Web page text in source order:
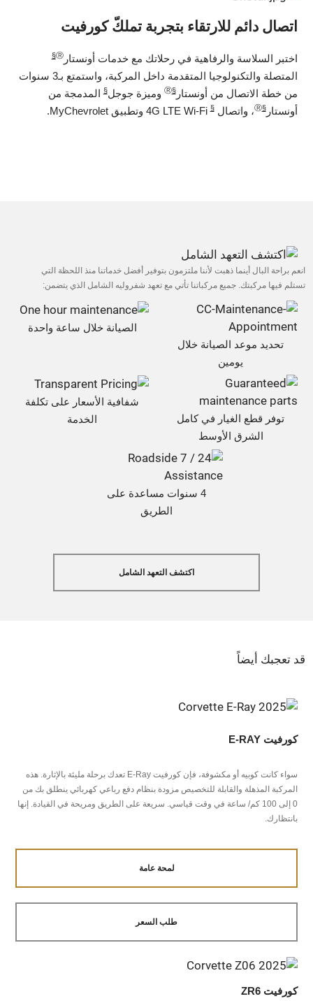
اتصال دائم للارتقاء بتجربة تملكّ كورفيت
اختبر السلاسة والرفاهية في رحلاتك مع خدمات أونستارⓇ
§
المتصلة والتكنولوجيا المتقدمة داخل المركبة، واستمتع بـ3 سنوات
من خطة الاتصال من أونستار§
Ⓡوميزة جوجل§ المدمجة من
أونستار§
Ⓡ، واتصال
انعم براحة البال أينما ذهبت لأننا ملتزمون بتوفير أفضل خدماتنا منذ اللحظة التي
تستلم فيها مركبتك. جميع مركباتنا تأتي مع تعهد شفروليه الشامل الذي يتضمن:
تحديد موعد الصيانة خلال
يومين
الصيانة خلال ساعة واحدة
توفر قطع الغيار في كامل
الشرق الأوسط
شفافية الأسعار على تكلفة
الخدمة
4 سنوات مساعدة على
الطريق
اكتشف التعهد الشامل
قد تعجبك أيضاً
كورفيت E-RAY
سواء كانت كوبيه أو مكشوفة، فإن كورفيت E-Ray تعدك برحلة مليئة بالإثارة. هذه
المركبة المذهلة والقابلة للتخصيص مزودة بنظام دفع رباعي كهربائي ينطلق بك من
0 إلى 100 كم/ ساعة في وقت قياسي. سريعة على الطريق ومريحة في القيادة. إنها
بانتظارك.
لمحة عامة
طلب السعر
كورفيت ZR6